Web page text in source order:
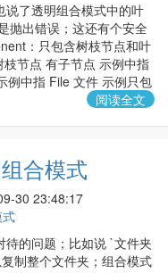
说了透明组合模式中的叶
抛出错误；这还有个安全
：只包含树枝节点和叶
节点 有子节点 示例中指
例中指 File 文件 示例只包
阅读全文
合模式
30 23:48:17
的问题；比如说 `文件夹
制整个文件夹；组合模式